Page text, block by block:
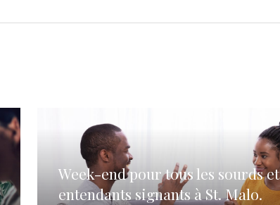
Week-end pour tous les sourds et
entendants signants à St. Malo.